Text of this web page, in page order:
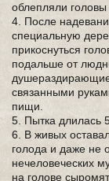
облепляли
4. После
специальную
прикоснуться
подальше от
связанными
пищи.
5. Пытка длилась 5
6. В живых
голода и даже не
нечеловеческих
на голове